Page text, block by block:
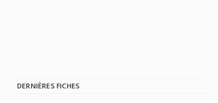
DERNIÈRES FICHES